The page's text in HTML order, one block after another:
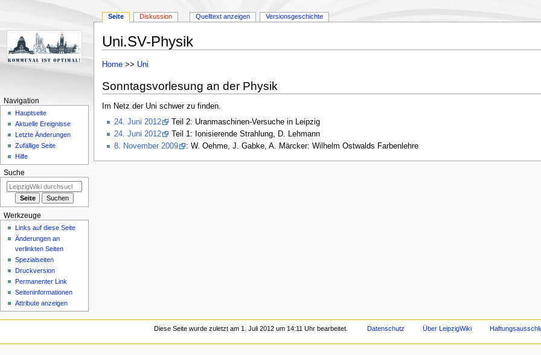
Uni.SV-Physik
Zur
springen
Zur
springen
Home>> Uni
Sonntagsvorlesung an der Physik
Im Netz der Uni schwer zu finden.
24. Juni 2012
Teil 2: Uranmaschinen-Versuche in Leipzig
24. Juni 2012
Teil 1: Ionisierende Strahlung, D. Lehmann
8. November 2009
: W. Oehme, J. Gabke, A. Märcker: Wilhelm Ostwalds Farbenlehre
Seite Diskussion Quelltext anzeigen Versionsgeschichte
Navigation
Hauptseite
Aktuelle Ereignisse
Letzte Änderungen
Zufällige Seite
Hilfe
Suche
Werkzeuge
Links auf diese Seite
Änderungen an
verlinkten Seiten
Spezialseiten
Druckversion
Permanenter Link
Seiten­informationen
Attribute anzeigen
Diese Seite wurde zuletzt am 1. Juli 2012 um 14:11 Uhr bearbeitet. Datenschutz Über LeipzigWiki